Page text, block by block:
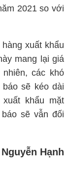
2021 so với
xuất khẩu
mang lại giá
các khó
sẽ kéo dài
khẩu mặt
sẽ vẫn đối
Nguyễn Hạnh